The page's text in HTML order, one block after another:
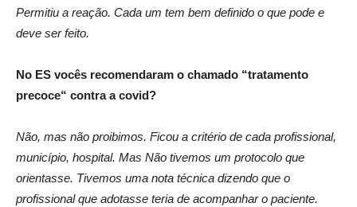
Permitiu a reação. Cada um tem bem definido o que pode e
deve ser feito.
No ES vocês recomendaram o chamado “tratamento
precoce“ contra a covid?
Não, mas não proibimos. Ficou a critério de cada profissional,
município, hospital. Mas Não tivemos um protocolo que
orientasse. Tivemos uma nota técnica dizendo que o
profissional que adotasse teria de acompanhar o paciente.